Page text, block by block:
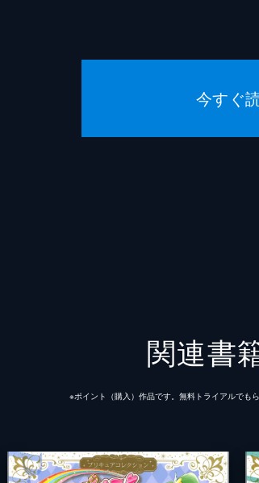
今すぐ
関連書
※ポイント（購⼊）作品です。無料トライアルでも